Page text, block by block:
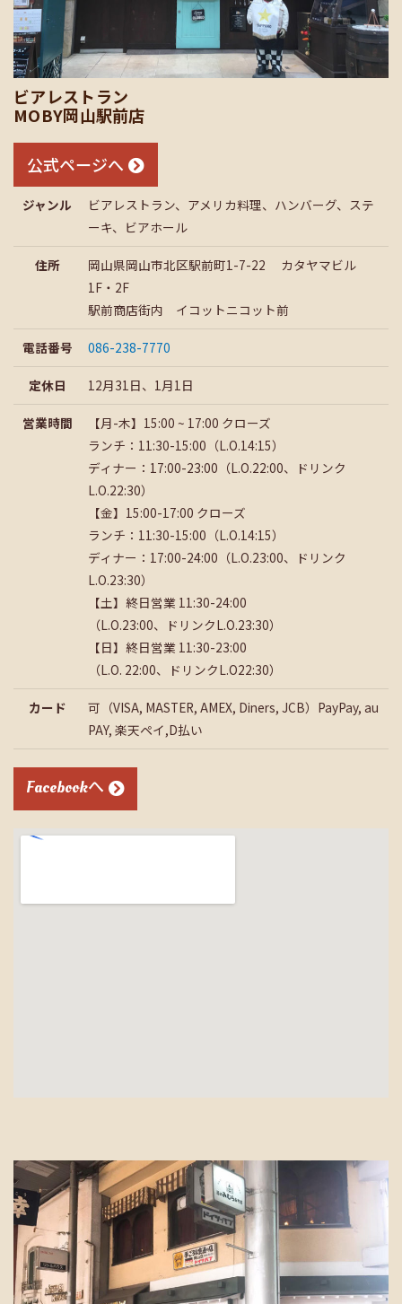
ビアレストラン
MOBY岡山駅前店
公式ページへ
ジャンル
ビアレストラン、アメリカ料理、ハンバーグ、ステ
ーキ、ビアホール
住所
岡山県岡山市北区駅前町1-7-22 カタヤマビル
1F・2F
駅前商店街内 イコットニコット前
電話番号 086-238-7770
定休日 12月31日、1月1日
営業時間
【月-木】15:00 ~ 17:00 クローズ
ランチ：11:30-15:00（L.O.14:15）
ディナー：17:00-23:00（L.O.22:00、ドリンク
L.O.22:30）
【金】15:00-17:00 クローズ
ランチ：11:30-15:00（L.O.14:15）
ディナー：17:00-24:00（L.O.23:00、ドリンク
L.O.23:30）
【土】終日営業 11:30-24:00
（L.O.23:00、ドリンクL.O.23:30）
【日】終日営業 11:30-23:00
（L.O. 22:00、ドリンクL.O22:30）
カード
可（VISA, MASTER, AMEX, Diners, JCB）PayPay, au
PAY, 楽天ペイ,D払い
Facebookへ